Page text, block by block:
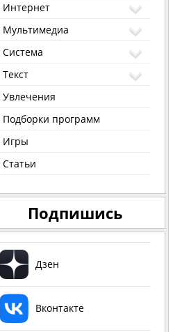
Интернет
Мультимедиа
Система
Текст
Увлечения
Подборки программ
Игры
Статьи
Подпишись
Дзен
Вконтакте